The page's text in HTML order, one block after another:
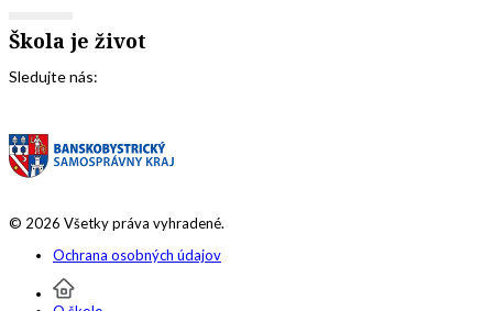
Škola je život
Sledujte nás:
© 2026 Všetky práva vyhradené.
Ochrana osobných údajov